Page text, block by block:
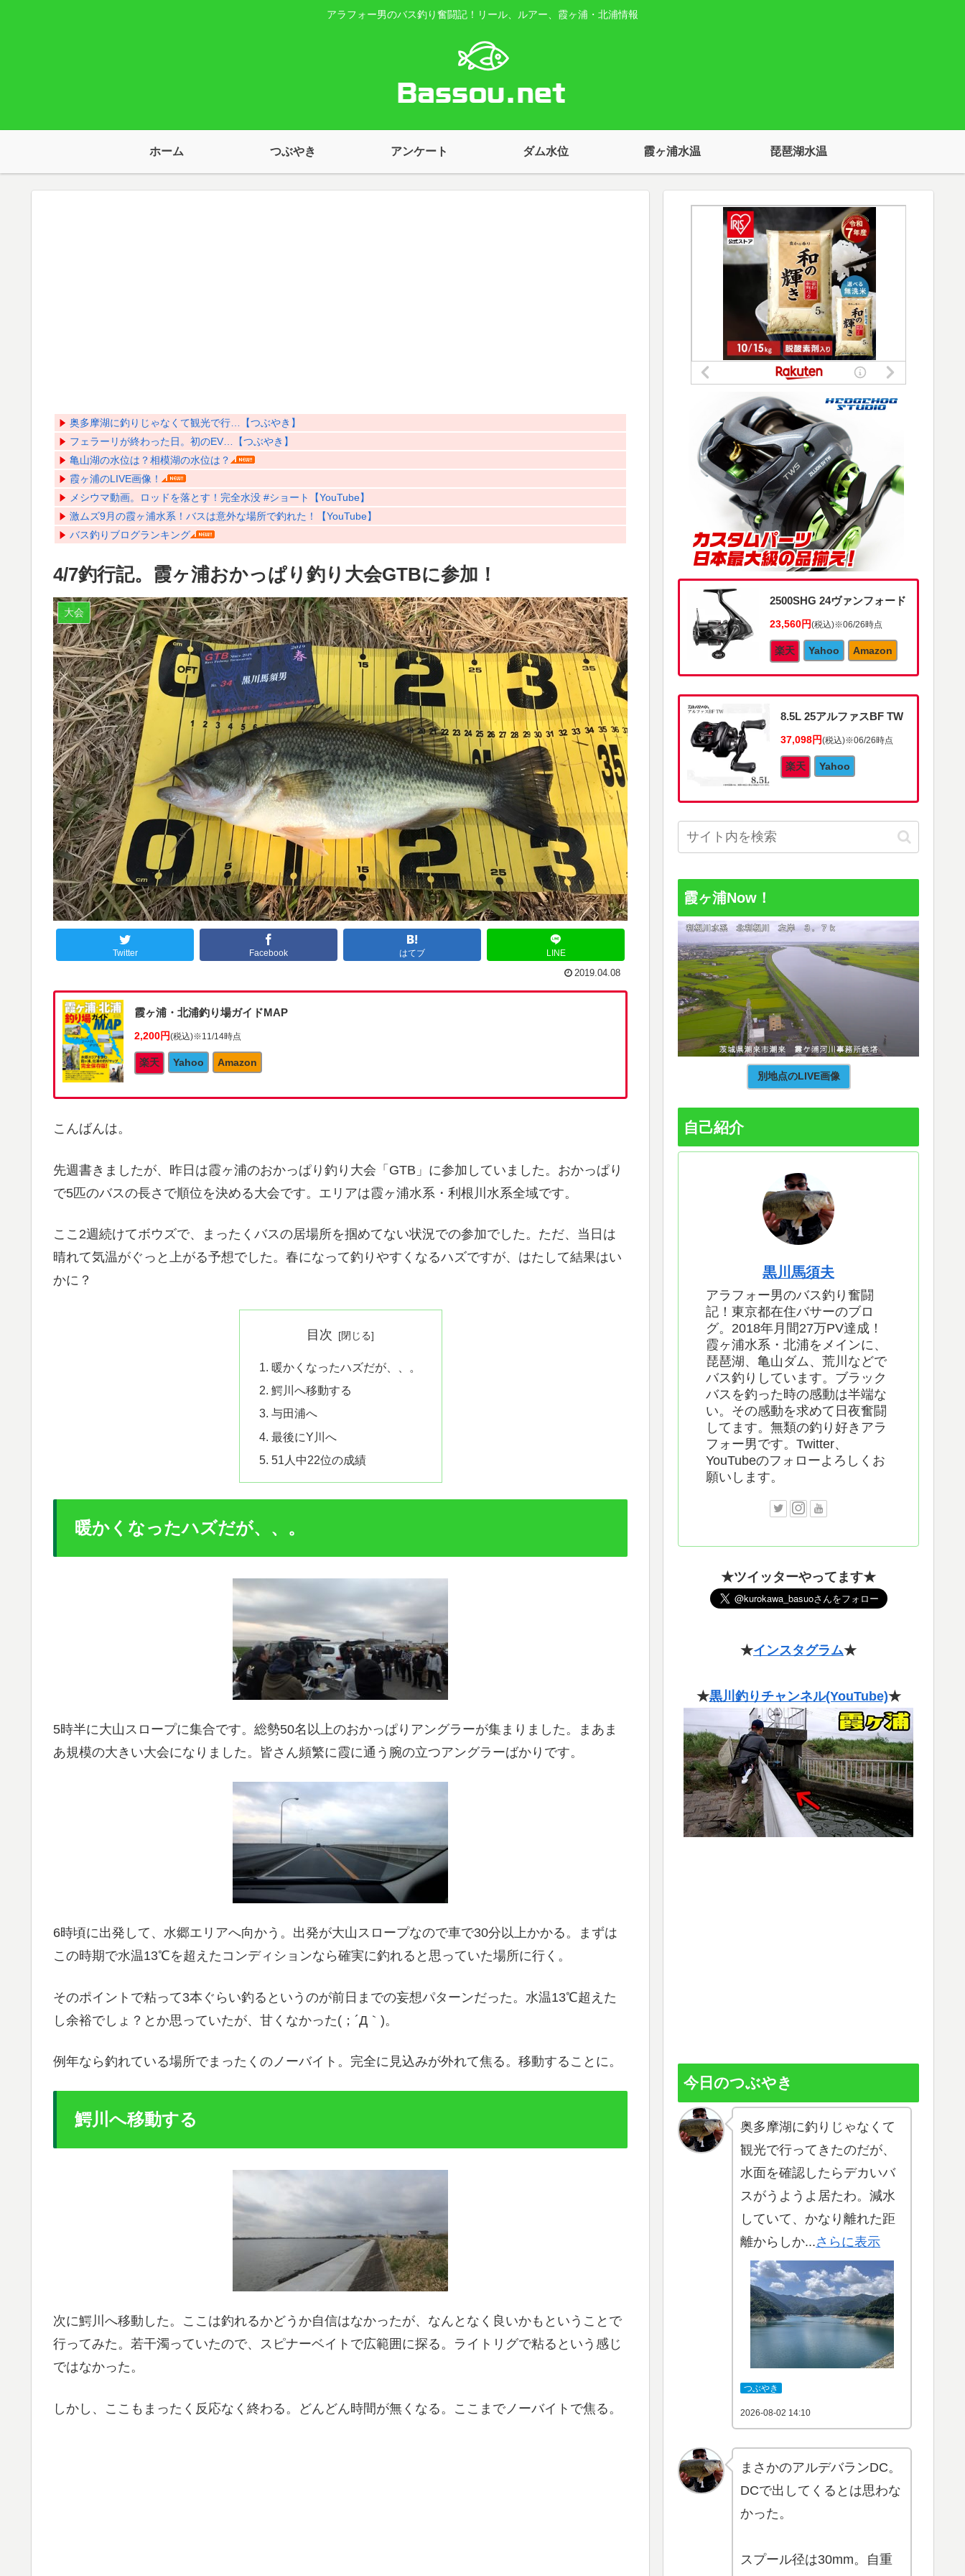
アラフォー男のバス釣り奮闘記！リール、ルアー、霞ヶ浦・北浦情報
ホーム つぶやき アンケート ダム水位 霞ヶ浦水温 琵琶湖水温
奥多摩湖に釣りじゃなくて観光で行…【つぶやき】
フェラーリが終わった日。初のEV…【つぶやき】
亀山湖の水位は？相模湖の水位は？
霞ヶ浦のLIVE画像！
メシウマ動画。ロッドを落とす！完全水没 #ショート【YouTube】
激ムズ9月の霞ヶ浦水系！バスは意外な場所で釣れた！【YouTube】
バス釣りブログランキング
4/7釣行記。霞ヶ浦おかっぱり釣り大会GTBに参加！
大会
Twitter Facebook はてブ LINE
2019.04.08
霞ヶ浦・北浦釣り場ガイドMAP
2,200円(税込)※11/14時点
楽天 Yahoo Amazon
こんばんは。
先週書きましたが、昨日は霞ヶ浦のおかっぱり釣り大会「GTB」に参加していました。おかっぱり
で5匹のバスの長さで順位を決める大会です。エリアは霞ヶ浦水系・利根川水系全域です。
ここ2週続けてボウズで、まったくバスの居場所を掴めてない状況での参加でした。ただ、当日は
晴れて気温がぐっと上がる予想でした。春になって釣りやすくなるハズですが、はたして結果はい
かに？
目次
暖かくなったハズだが、、。
鰐川へ移動する
与田浦へ
最後にY川へ
51人中22位の成績
暖かくなったハズだが、、。
5時半に大山スロープに集合です。総勢50名以上のおかっぱりアングラーが集まりました。まあま
あ規模の大きい大会になりました。皆さん頻繁に霞に通う腕の立つアングラーばかりです。
6時頃に出発して、水郷エリアへ向かう。出発が大山スロープなので車で30分以上かかる。まずは
この時期で水温13℃を超えたコンディションなら確実に釣れると思っていた場所に行く。
そのポイントで粘って3本ぐらい釣るというのが前日までの妄想パターンだった。水温13℃超えた
し余裕でしょ？とか思っていたが、甘くなかった(；´Д｀)。
例年なら釣れている場所でまったくのノーバイト。完全に見込みが外れて焦る。移動することに。
鰐川へ移動する
次に鰐川へ移動した。ここは釣れるかどうか自信はなかったが、なんとなく良いかもということで
行ってみた。若干濁っていたので、スピナーベイトで広範囲に探る。ライトリグで粘るという感じ
ではなかった。
しかし、ここもまったく反応なく終わる。どんどん時間が無くなる。ここまでノーバイトで焦る。
2500SHG 24ヴァンフォード
23,560円(税込)※06/26時点
楽天 Yahoo Amazon
8.5L 25アルファスBF TW
37,098円(税込)※06/26時点
楽天 Yahoo
霞ヶ浦Now！
別地点のLIVE画像
自己紹介
黒川馬須夫
アラフォー男のバス釣り奮闘
記！東京都在住バサーのブロ
グ。2018年月間27万PV達成！
霞ヶ浦水系・北浦をメインに、
琵琶湖、亀山ダム、荒川などで
バス釣りしています。ブラック
バスを釣った時の感動は半端な
い。その感動を求めて日夜奮闘
してます。無類の釣り好きアラ
フォー男です。Twitter、
YouTubeのフォローよろしくお
願いします。
★ツイッターやってます★
★インスタグラム★
★黒川釣りチャンネル(YouTube)★
今日のつぶやき
奥多摩湖に釣りじゃなくて
観光で行ってきたのだが、
水面を確認したらデカいバ
スがうようよ居たわ。減水
していて、かなり離れた距
離からしか...さらに表示
つぶやき
2026-08-02 14:10
まさかのアルデバランDC。
DCで出してくるとは思わな
かった。
スプール径は30mm。自重